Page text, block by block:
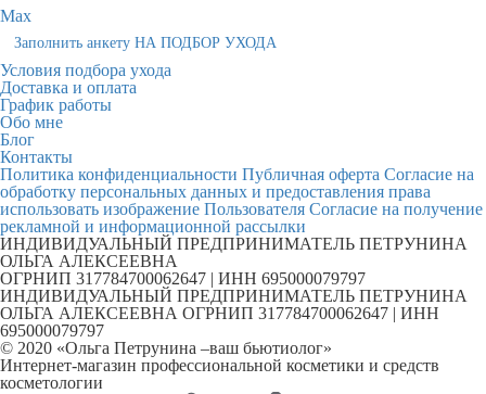
Max
Заполнить анкету НА ПОДБОР УХОДА
Условия подбора ухода
Доставка и оплата
График работы
Обо мне
Блог
Контакты
Политика конфиденциальности Публичная оферта Согласие на
обработку персональных данных и предоставления права
использовать изображение Пользователя Согласие на получение
рекламной и информационной рассылки
ИНДИВИДУАЛЬНЫЙ ПРЕДПРИНИМАТЕЛЬ ПЕТРУНИНА
ОЛЬГА АЛЕКСЕЕВНА
ОГРНИП 317784700062647 | ИНН 695000079797
ИНДИВИДУАЛЬНЫЙ ПРЕДПРИНИМАТЕЛЬ ПЕТРУНИНА
ОЛЬГА АЛЕКСЕЕВНА ОГРНИП 317784700062647 | ИНН
695000079797
© 2020 «Ольга Петрунина –ваш бьютиолог»
Интернет-магазин профессиональной косметики и средств
косметологии